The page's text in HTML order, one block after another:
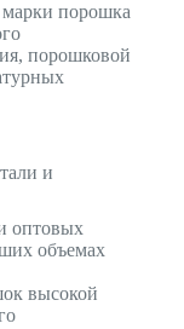
порошка
порошковой
и
оптовых
объемах
высокой